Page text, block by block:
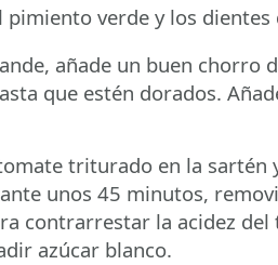
pimiento verde y los
añade un buen chorro
que estén dorados.
triturado en la sartén
unos 45 minutos,
contrarrestar la acidez
azúcar blanco.